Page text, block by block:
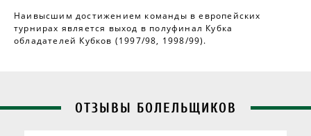
Наивысшим достижением команды в европейских
турнирах является выход в полуфинал Кубка
обладателей Кубков (1997/98, 1998/99).
ОТЗЫВЫ БОЛЕЛЬЩИКОВ